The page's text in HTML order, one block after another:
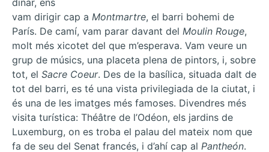
vam dirigir cap a Montmartre, el barri bohemi de
París. De camí, vam parar davant del Moulin Rouge,
molt més xicotet del que m’esperava. Vam veure un
grup de músics, una placeta plena de pintors, i, sobre
tot, el Sacre Coeur. Des de la basílica, situada dalt de
tot del barri, es té una vista privilegiada de la ciutat, i
és una de les imatges més famoses. Divendres més
visita turística: Théâtre de l’Odéon, els jardins de
Luxemburg, on es troba el palau del mateix nom que
fa de seu del Senat francés, i d’ahí cap al Pantheón.